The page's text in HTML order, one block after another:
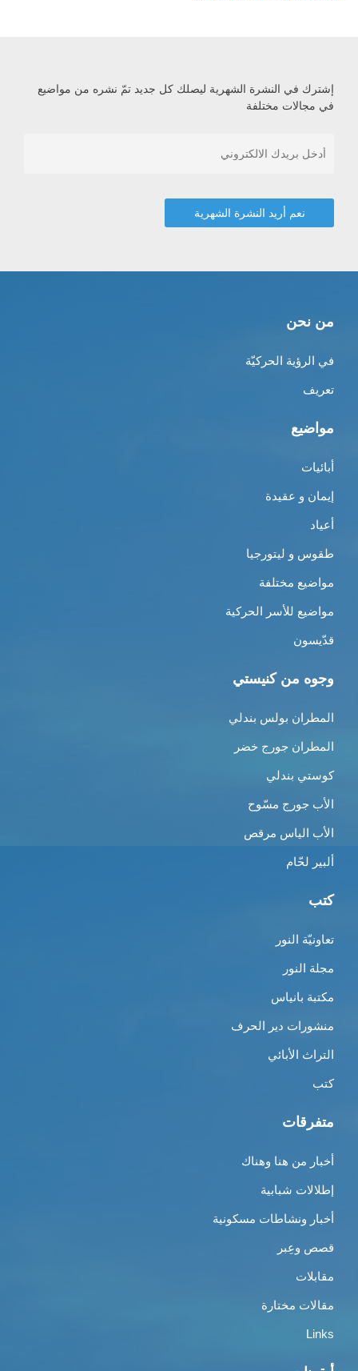
إشترك في النشرة الشهرية ليصلك كل جديد تمّ نشره من مواضيع
في مجالات مختلفة
من نحن
في الرؤية الحركيّة
تعريف
مواضيع
أبائيات
إيمان و عقيدة
أعياد
طقوس و ليتورجيا
مواضيع مختلفة
مواضيع للأسر الحركية
قدّيسون
وجوه من كنيستي
المطران بولس بندلي
المطران جورج خضر
كوستي بندلي
الأب جورج مسّوح
الأب الياس مرقص
ألبير لحّام
كتب
تعاونيّة النور
مجلة النور
مكتبة بانياس
منشورات دير الحرف
التراث الأبائي
كتب
متفرقات
أخبار من هنا وهناك
إطلالات شبابية
أخبار ونشاطات مسكونية
قصص وعِبر
مقابلات
مقالات مختارة
Links